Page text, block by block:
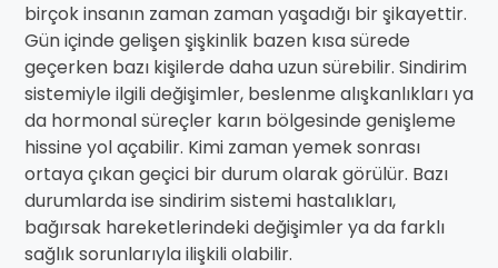
birçok insanın zaman zaman yaşadığı bir şikayettir.
Gün içinde gelişen şişkinlik bazen kısa sürede
geçerken bazı kişilerde daha uzun sürebilir. Sindirim
sistemiyle ilgili değişimler, beslenme alışkanlıkları ya
da hormonal süreçler karın bölgesinde genişleme
hissine yol açabilir. Kimi zaman yemek sonrası
ortaya çıkan geçici bir durum olarak görülür. Bazı
durumlarda ise sindirim sistemi hastalıkları,
bağırsak hareketlerindeki değişimler ya da farklı
sağlık sorunlarıyla ilişkili olabilir.